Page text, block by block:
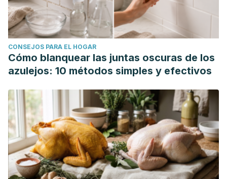
CONSEJOS PARA EL HOGAR
Cómo blanquear las juntas oscuras de los
azulejos: 10 métodos simples y efectivos